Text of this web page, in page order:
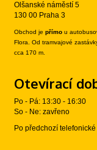
Olšanské náměstí 5
130 00 Praha 3
Obchod je přímo u
Flora. Od tramvajové
cca 170 m.
Otevírací
Po - Pá: 13:30 - 16:30
So - Ne: zavřeno
Po předchozí